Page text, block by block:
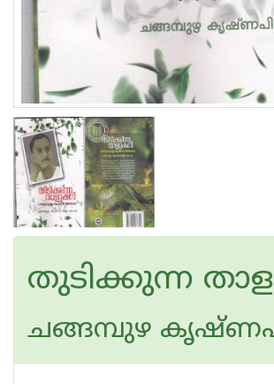
തുടിക്കുന്ന
ചങ്ങമ്പുഴ